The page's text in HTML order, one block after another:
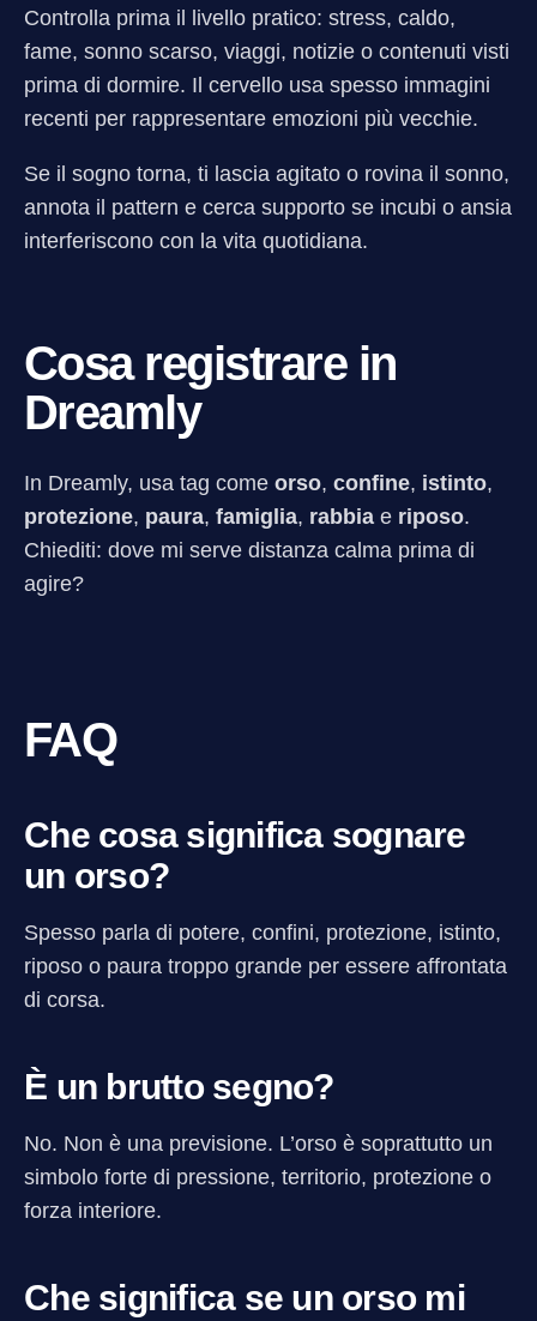
Controlla prima il livello pratico: stress, caldo,
fame, sonno scarso, viaggi, notizie o contenuti visti
prima di dormire. Il cervello usa spesso immagini
recenti per rappresentare emozioni più vecchie.
Se il sogno torna, ti lascia agitato o rovina il sonno,
annota il pattern e cerca supporto se incubi o ansia
interferiscono con la vita quotidiana.
Cosa registrare in
Dreamly
In Dreamly, usa tag come orso, confine, istinto,
protezione, paura, famiglia, rabbia e riposo.
Chiediti: dove mi serve distanza calma prima di
agire?
FAQ
Che cosa significa sognare
un orso?
Spesso parla di potere, confini, protezione, istinto,
riposo o paura troppo grande per essere affrontata
di corsa.
È un brutto segno?
No. Non è una previsione. L’orso è soprattutto un
simbolo forte di pressione, territorio, protezione o
forza interiore.
Che significa se un orso mi